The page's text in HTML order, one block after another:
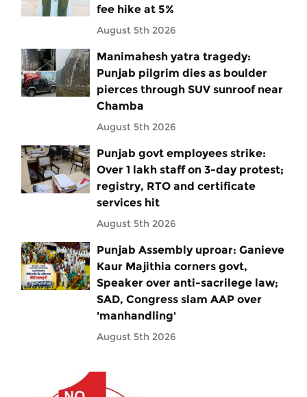
fee hike at 5%
August 5th 2026
Manimahesh yatra tragedy:
Punjab pilgrim dies as boulder
pierces through SUV sunroof near
Chamba
August 5th 2026
Punjab govt employees strike:
Over 1 lakh staff on 3-day protest;
registry, RTO and certificate
services hit
August 5th 2026
Punjab Assembly uproar: Ganieve
Kaur Majithia corners govt,
Speaker over anti-sacrilege law;
SAD, Congress slam AAP over
'manhandling'
August 5th 2026